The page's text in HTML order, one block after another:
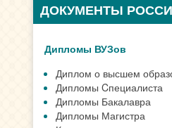
ДОКУМЕНТЫ
Дипломы ВУЗов
Диплом о высшем
Дипломы Cпециалиста
Дипломы Бакалавра
Дипломы Магистра